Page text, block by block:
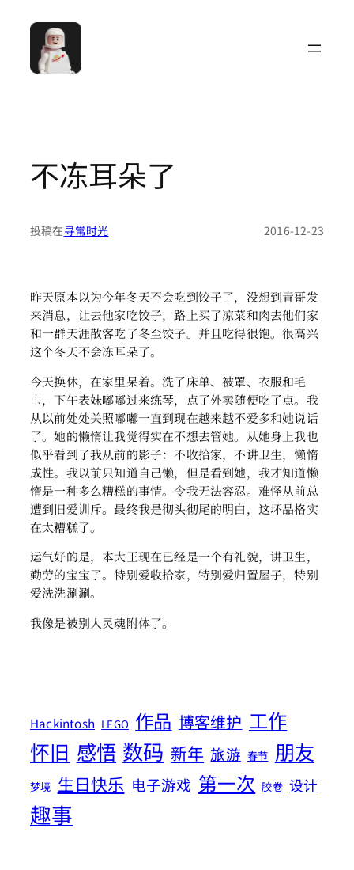
不冻耳朵了
投稿在寻常时光 2016-12-23
昨天原本以为今年冬天不会吃到饺子了，没想到青哥发
来消息，让去他家吃饺子，路上买了凉菜和肉去他们家
和一群天涯散客吃了冬至饺子。并且吃得很饱。很高兴
这个冬天不会冻耳朵了。
今天换休，在家里呆着。洗了床单、被罩、衣服和毛
巾，下午表妹嘟嘟过来练琴，点了外卖随便吃了点。我
从以前处处关照嘟嘟一直到现在越来越不爱多和她说话
了。她的懒惰让我觉得实在不想去管她。从她身上我也
似乎看到了我从前的影子：不收拾家，不讲卫生，懒惰
成性。我以前只知道自己懒，但是看到她，我才知道懒
惰是一种多么糟糕的事情。令我无法容忍。难怪从前总
遭到旧爱训斥。最终我是彻头彻尾的明白，这坏品格实
在太糟糕了。
运气好的是，本大王现在已经是一个有礼貌，讲卫生，
勤劳的宝宝了。特别爱收拾家，特别爱归置屋子，特别
爱洗洗涮涮。
我像是被别人灵魂附体了。
Hackintosh LEGO 作品 博客维护 工作
怀旧 感悟 数码 新年 旅游 春节 朋友
梦境 生日快乐 电子游戏 第一次 胶卷 设计
趣事